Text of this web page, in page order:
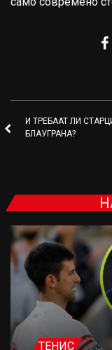
И ТРЕБААТ ЛИ
БЛАУГРАНА?
ТЕНИС